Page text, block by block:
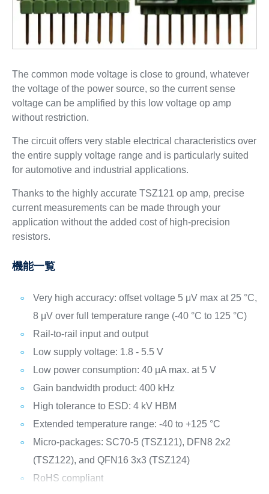
The common mode voltage is close to ground, whatever
the voltage of the power source, so the current sense
voltage can be amplified by this low voltage op amp
without restriction.
The circuit offers very stable electrical characteristics over
the entire supply voltage range and is particularly suited
for automotive and industrial applications.
Thanks to the highly accurate TSZ121 op amp, precise
current measurements can be made through your
application without the added cost of high-precision
resistors.
機能一覧
Very high accuracy: offset voltage 5 μV max at 25 °C,
8 μV over full temperature range (-40 °C to 125 °C)
Rail-to-rail input and output
Low supply voltage: 1.8 - 5.5 V
Low power consumption: 40 μA max. at 5 V
Gain bandwidth product: 400 kHz
High tolerance to ESD: 4 kV HBM
Extended temperature range: -40 to +125 °C
Micro-packages: SC70-5 (TSZ121), DFN8 2x2
(TSZ122), and QFN16 3x3 (TSZ124)
RoHS compliant